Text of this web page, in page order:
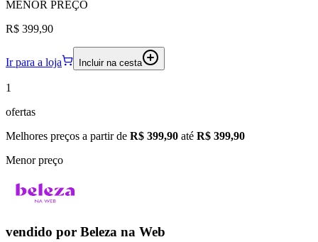
MENOR PREÇO
R$ 399,90
Ir para a loja Incluir na cesta
1
ofertas
Melhores preços a partir de R$ 399,90 até R$ 399,90
Menor preço
vendido por Beleza na Web